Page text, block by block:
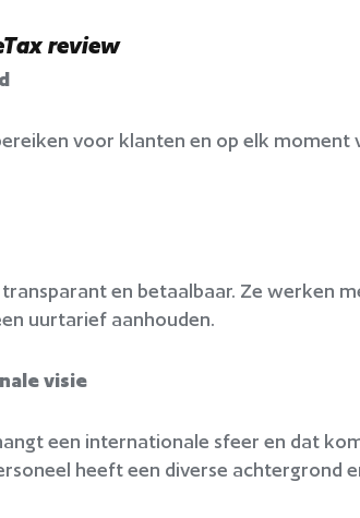
review
voor klanten en op elk
en betaalbaar. Ze werken
uurtarief aanhouden.
visie
een internationale sfeer en dat
heeft een diverse achtergrond